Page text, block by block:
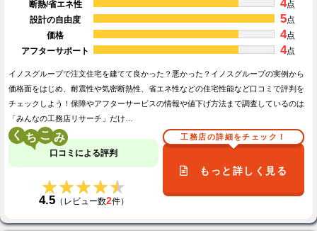
断熱/省エネ性
4点
設計の自由度
5点
価格
4点
アフターサポート
4点
イノスグループで注文住宅を建てて良かった？悪かった？イノスグループの実例から
価格面をはじめ、耐震性や気密断熱性、省エネ性などの住宅性能など口コミで評判を
チェックしよう！保障やアフターサービスの情報や値下げ方法まで調査しているのは
「みんなの工務店リサーチ」だけ…
く こ
口コミによる評判
★★★★★
★★★★★
4.5（レビュー数2件）
工務店の詳細をチェック！
もっと詳しく見る